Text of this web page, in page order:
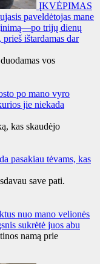
ĮKVĖPIMAS
paveldėtojas mane
trijų dienų
ištardamas dar
vos
po mano vyro
jie niekada
kas skaudėjo
pasakiau tėvams, kas
save pati.
nuo mano velionės
sukrėtė juos abu
namą prie